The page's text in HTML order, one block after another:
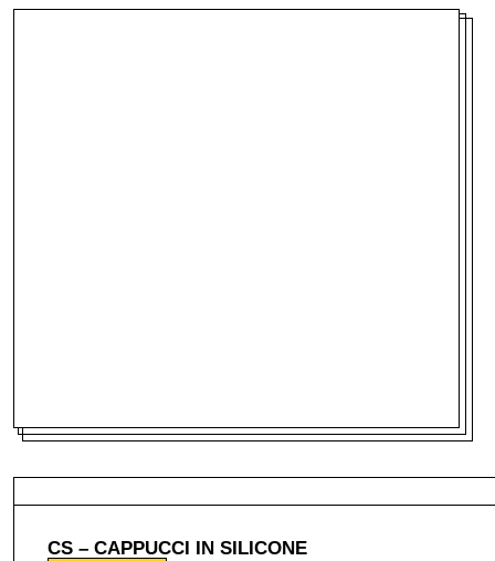
CS – CAPPUCCI IN SILICONE